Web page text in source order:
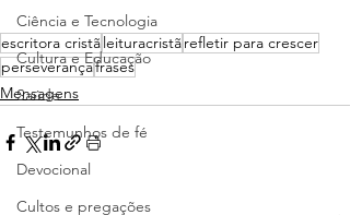
Ciência e Tecnologia
Cultura e Educação
Saúde
Testemunhos de fé
Devocional
Cultos e pregações
escritora cristãleituracristãrefletir para crescer
perseverançafrases
Mensagens